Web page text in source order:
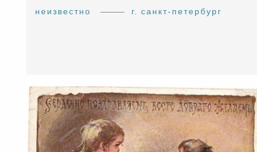
неизвестно г. санкт-петербург